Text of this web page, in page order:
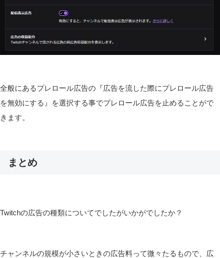
全般にあるプレロール広告の『広告を流した際にプレロール広告
を無効にする』を選択する事でプレロール広告を止めることがで
きます。
まとめ
Twitchの広告の種類についてでしたがいかがでしたか？
チャンネルの規模が小さいときの広告料って微々たるもので、広